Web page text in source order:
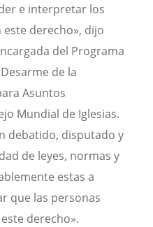
e interpretar los
derecho», dijo
del Programa
de la
Asuntos
Mundial de Iglesias.
debatido, disputado y
de leyes, normas y
estas a
que las personas
derecho».